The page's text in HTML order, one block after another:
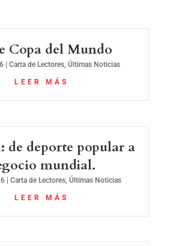
Copa del Mundo
| Carta de Lectores, Últimas Noticias
LEER MÁS
de deporte popular a
mundial.
| Carta de Lectores, Últimas Noticias
LEER MÁS